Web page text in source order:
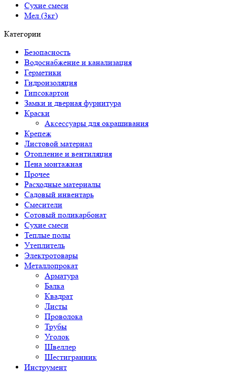
Сухие смеси
Мел (3кг)
Категории
Безопасность
Водоснабжение и канализация
Герметики
Гидроизоляция
Гипсокартон
Замки и дверная фурнитура
Краски
Аксессуары для окрашивания
Крепеж
Листовой материал
Отопление и вентиляция
Пена монтажная
Прочее
Расходные материалы
Садовый инвентарь
Смесители
Сотовый поликарбонат
Сухие смеси
Теплые полы
Утеплитель
Электротовары
Металлопрокат
Арматура
Балка
Квадрат
Листы
Проволока
Трубы
Уголок
Швеллер
Шестигранник
Инструмент